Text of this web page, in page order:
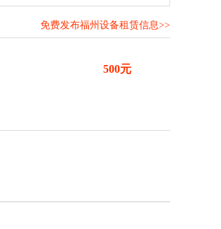
免费发布福州设备租赁信息>>
500元